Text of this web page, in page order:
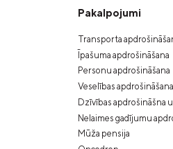
Pakalpojumi
Transporta
Īpašuma apdrošināšana
Personu apdrošināšana
Veselības apdrošināšana
Dzīvības apdrošināšna
Nelaimes gadījumu
Mūža pensija